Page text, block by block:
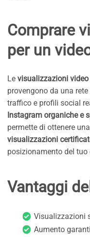
Comprare
per un
Le visualizzazioni
provengono da una
traffico e profili social
Instagram organiche e
permette di ottenere
visualizzazioni
posizionamento del tuo
Vantaggi
Visualizzazioni
Aumento